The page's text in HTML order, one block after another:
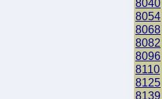
8040
8054
8068
8082
8096
8110
8125
8139